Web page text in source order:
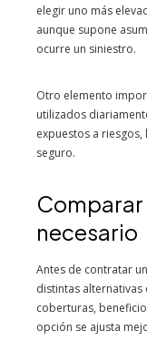
elegir uno más
aunque supone
ocurre un siniestro.
Otro elemento
utilizados
expuestos a
seguro.
Comparar
necesario
Antes de contratar
distintas
coberturas,
opción se ajusta